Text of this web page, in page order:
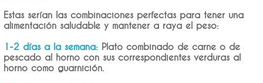
Estas serían las combinaciones perfectas para tener una
alimentación saludable y mantener a raya el peso:
1-2 días a la semana: Plato combinado de carne o de
pescado al horno con sus correspondientes verduras al
horno como guarnición.